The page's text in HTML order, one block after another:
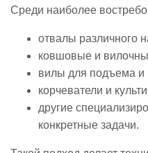
Среди наиболее
отвалы различного
ковшовые и
вилы для подъема и
корчеватели и
другие
конкретные задачи.